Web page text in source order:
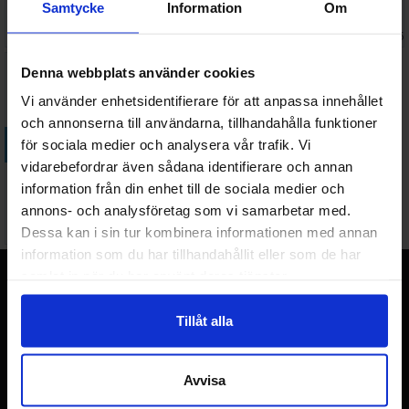
Samtycke Information Om
Denna webbplats använder cookies
Vi använder enhetsidentifierare för att anpassa innehållet
och annonserna till användarna, tillhandahålla funktioner
för sociala medier och analysera vår trafik. Vi
vidarebefordrar även sådana identifierare och annan
information från din enhet till de sociala medier och
annons- och analysföretag som vi samarbetar med.
Dessa kan i sin tur kombinera informationen med annan
information som du har tillhandahållit eller som de har
Tillåt alla
Avvisa
789 SEK 2026-11-06
Köp
Magic Star Trek Bundle
949 SEK Väntas in:
2026-11-06
miniatyrspill och samlarkort med över 20 års erfarenhet från
Norge.